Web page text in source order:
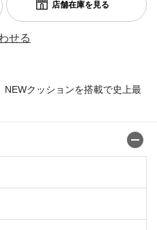
せる
クッションを搭載で史上最